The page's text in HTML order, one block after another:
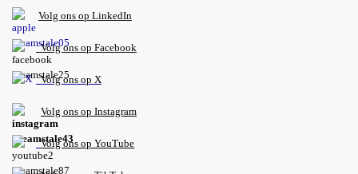
Volg ons op LinkedIn
Volg ons op Facebook
Volg ons op X
Volg ons op Instagram
Volgons op YouTube